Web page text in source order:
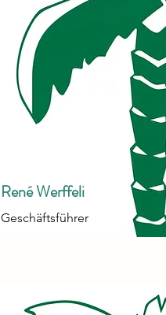
René Werffeli
Geschäftsführer